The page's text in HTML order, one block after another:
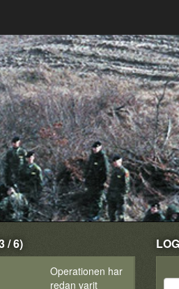
/ 6)
Operationen har
redan varit